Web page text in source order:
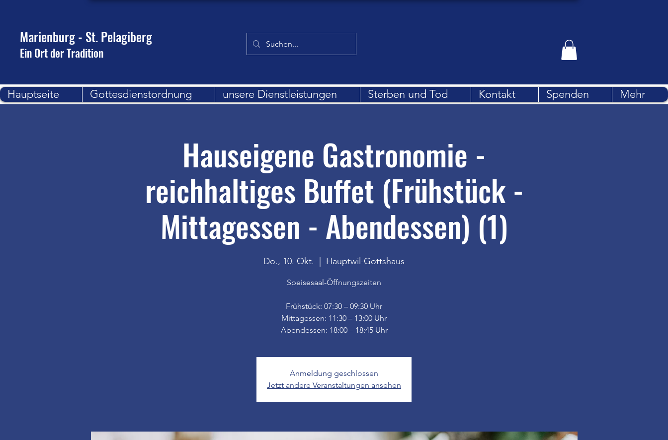
Marienburg - St. Pelagiberg
Ein Ort der Tradition
Hauptseite Gottesdienstordnung unsere Dienstleistungen Sterben und Tod Kontakt Spenden Mehr
Hauseigene Gastronomie -
reichhaltiges Buffet (Frühstück -
Mittagessen - Abendessen) (1)
Do., 10. Okt.
  |
Hauptwil-Gottshaus
Speisesaal-Öffnungszeiten
Frühstück: 07:30 – 09:30 Uhr
Mittagessen: 11:30 – 13:00 Uhr
Abendessen: 18:00 – 18:45 Uhr
Anmeldung geschlossen
Jetzt andere Veranstaltungen ansehen